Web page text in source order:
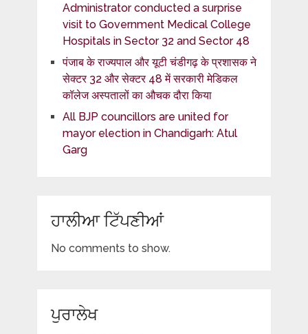
Administrator conducted a surprise
visit to Government Medical College
Hospitals in Sector 32 and Sector 48
पंजाब के राज्यपाल और यूटी चंडीगढ़ के प्रशासक ने
सेक्टर 32 और सेक्टर 48 में सरकारी मेडिकल
कॉलेज अस्पतालों का औचक दौरा किया
All BJP councillors are united for
mayor election in Chandigarh: Atul
Garg
ਹਾਲੀਆ ਟਿੱਪਣੀਆਂ
No comments to show.
ਪੁਰਾਲੇਖ